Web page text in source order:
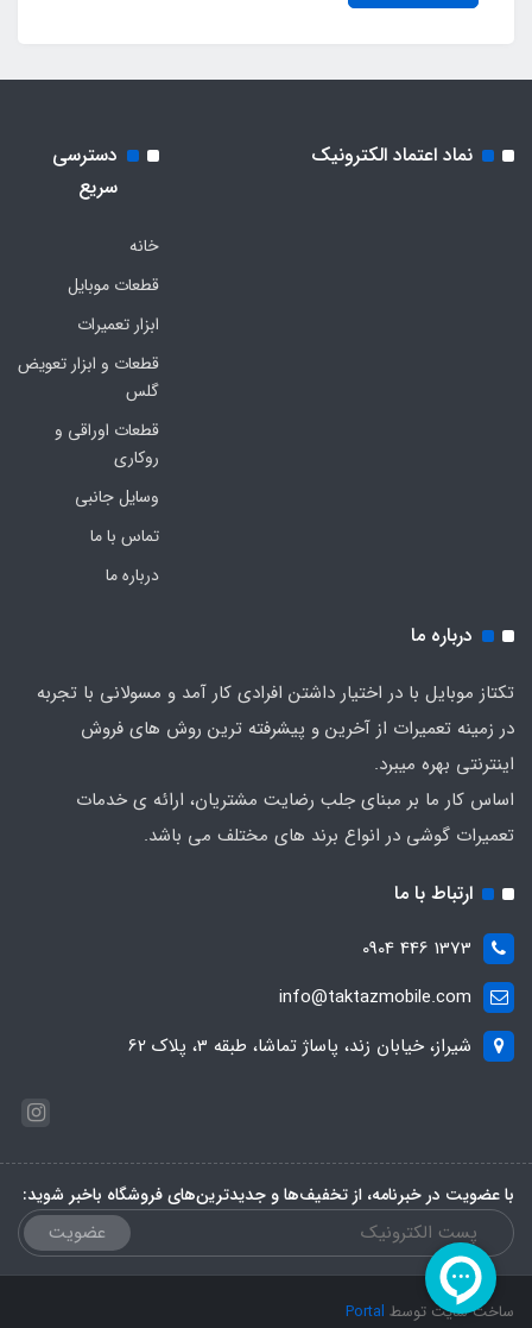
نماد اعتماد الکترونیک
دسترسی
سریع
خانه
قطعات موبایل
ابزار تعمیرات
قطعات و ابزار تعویض
گلس
قطعات اوراقی و
روکاری
وسایل جانبی
تماس با ما
درباره ما
درباره ما
تکتاز موبایل با در اختیار داشتن افرادی کار آمد و مسولانی با تجربه
در زمینه تعمیرات از آخرین و پیشرفته ترین روش های فروش
اینترنتی بهره میبرد.
اساس کار ما بر مبنای جلب رضایت مشتریان، ارائه ی خدمات
تعمیرات گوشی در انواع برند های مختلف می باشد.
ارتباط با ما
1373 446 0904
info@taktazmobile.com
شیراز، خیابان زند، پاساژ تماشا، طبقه 3، پلاک 62
با عضویت در خبرنامه، از تخفیف‌ها و جدیدترین‌های فروشگاه باخبر شوید:
عضویت
ساخت سایت توسط Portal